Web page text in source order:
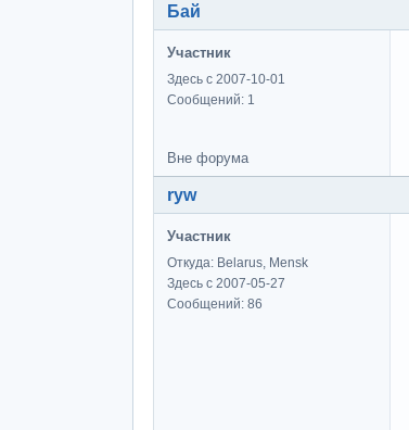
Бай
Участник
Здесь с 2007-10-01
Сообщений: 1
Вне форума
ryw
Участник
Откуда: Belarus, Mensk
Здесь с 2007-05-27
Сообщений: 86